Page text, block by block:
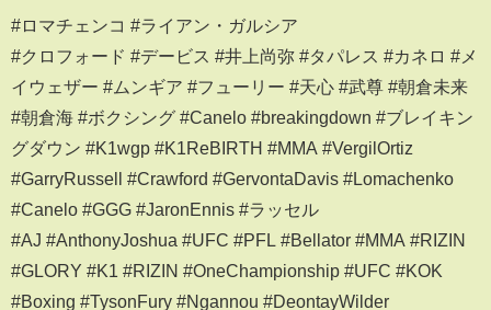
#ロマチェンコ #ライアン・ガルシア
#クロフォード #デービス #井上尚弥 #タパレス #カネロ #メ
イウェザー #ムンギア #フューリー #天心 #武尊 #朝倉未来
#朝倉海 #ボクシング #Canelo #breakingdown #ブレイキン
グダウン #K1wgp #K1ReBIRTH #MMA #VergilOrtiz
#GarryRussell #Crawford #GervontaDavis #Lomachenko
#Canelo #GGG #JaronEnnis #ラッセル
#AJ #AnthonyJoshua #UFC #PFL #Bellator #MMA #RIZIN
#GLORY #K1 #RIZIN #OneChampionship #UFC #KOK
#Boxing #TysonFury #Ngannou #DeontayWilder